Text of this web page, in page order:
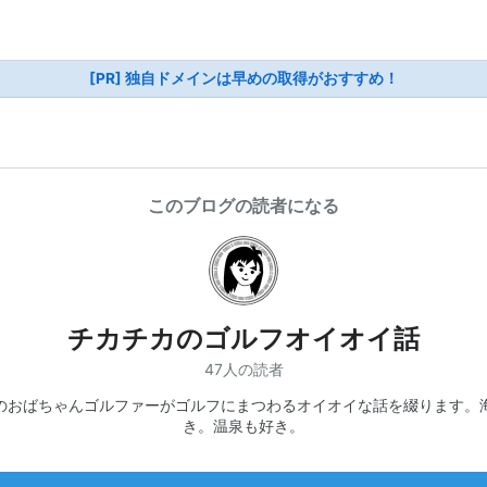
[PR] 独自ドメインは早めの取得がおすすめ！
このブログの読者になる
チカチカのゴルフオイオイ話
47人の読者
おばちゃんゴルファーがゴルフにまつわるオイオイな話を綴ります。
き。温泉も好き。